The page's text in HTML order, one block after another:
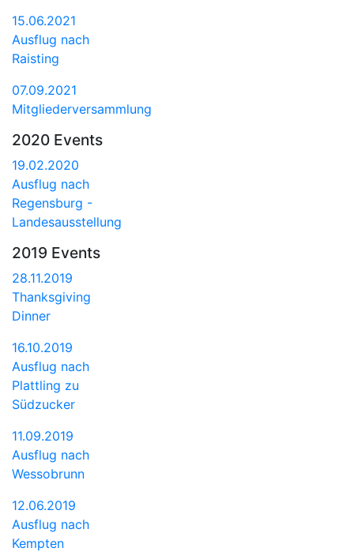
15.06.2021
Ausflug nach
Raisting
07.09.2021
Mitgliederversammlung
2020 Events
19.02.2020
Ausflug nach
Regensburg -
Landesausstellung
2019 Events
28.11.2019
Thanksgiving
Dinner
16.10.2019
Ausflug nach
Plattling zu
Südzucker
11.09.2019
Ausflug nach
Wessobrunn
12.06.2019
Ausflug nach
Kempten